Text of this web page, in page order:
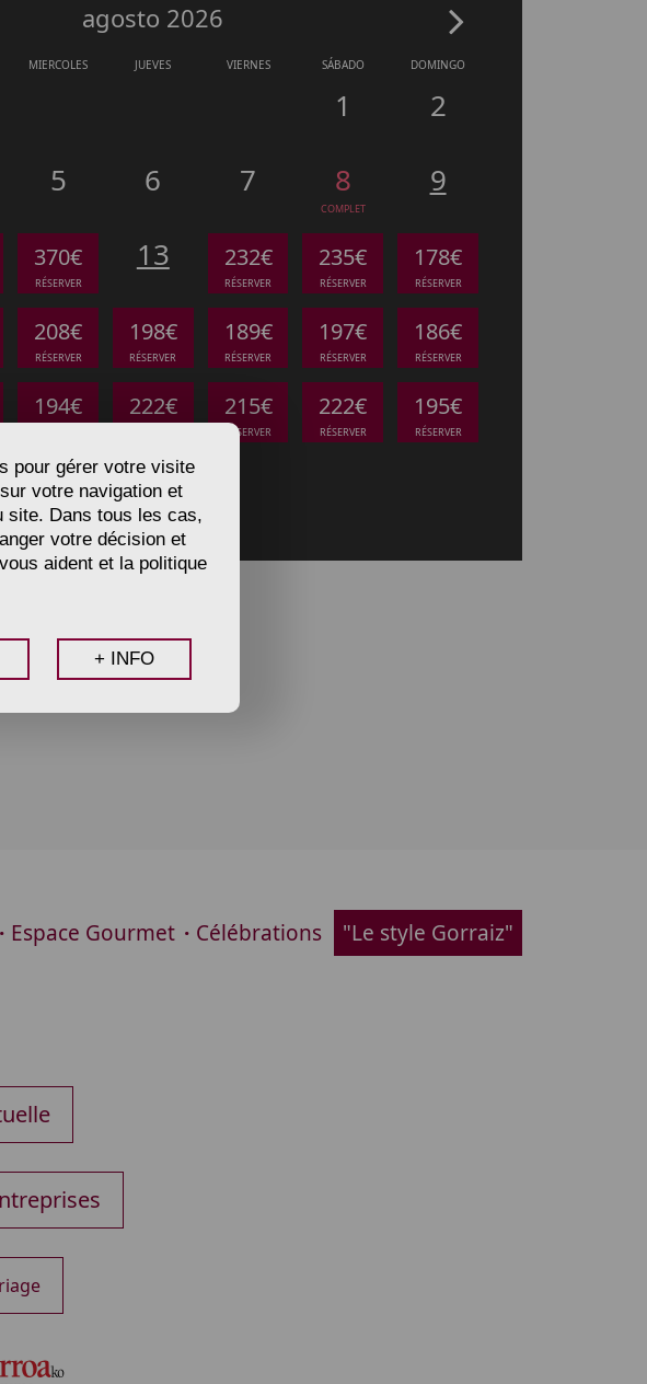
agosto 2026
MIERCOLES JUEVES VIERNES SÁBADO DOMINGO
1
2
5 6 7 8
COMPLET
9
370€
RÉSERVER
13 232€
RÉSERVER
235€
RÉSERVER
178€
RÉSERVER
208€
RÉSERVER
198€
RÉSERVER
189€
RÉSERVER
197€
RÉSERVER
186€
RÉSERVER
194€ 222€ 215€
RÉSERVER
222€
RÉSERVER
195€
RÉSERVER
Espace Gourmet Célébrations "Le style Gorraiz"
pour gérer votre visite
votre navigation et
site. Dans tous les cas,
votre décision et
aident et la politique
+ INFO